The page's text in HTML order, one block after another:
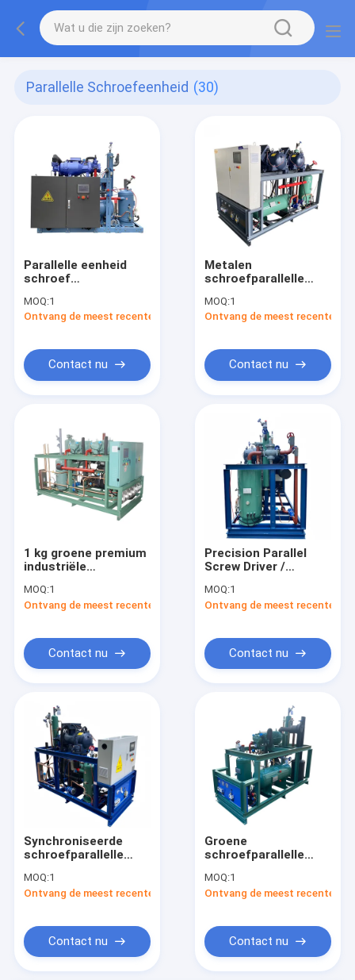
Parallelle Schroefeenheid (30)
Parallelle eenheid
schroef
moeiteloos
bevestigen
MOQ:1
Ontvang de meest recente Prijs
Contact nu
Metalen
schroefparallelle
condensatie-eenheid
- Groene industriële
MOQ:1
Ontvang de meest recente
Contact nu
1 kg groene premium
industriële
MOQ:1
Ontvang de meest recente Prijs
Contact nu
Precision Parallel
Screw Driver /
Screw Kit
MOQ:1
Ontvang de meest recente
Contact nu
Synchroniseerde
schroefparallelle
MOQ:1
Ontvang de meest recente Prijs
Contact nu
Groene
schroefparallelle
industriële
toepassingen
MOQ:1
Ontvang de meest recente
Contact nu